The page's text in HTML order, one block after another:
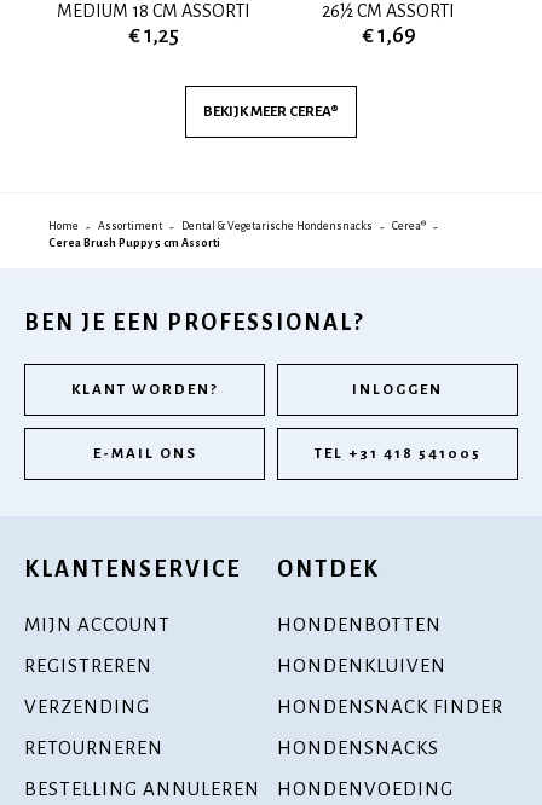
MEDIUM 18 CM ASSORTI
€ 1,25
26½ CM ASSORTI
€ 1,69
BEKIJK MEER CEREA®
Home Assortiment Dental & Vegetarische Hondensnacks
Cerea®
Cerea Brush Puppy 5 cm Assorti
BEN JE EEN PROFESSIONAL?
KLANT WORDEN? INLOGGEN
E-MAIL ONS TEL +31 418 541005
KLANTENSERVICE
MIJN ACCOUNT
REGISTREREN
VERZENDING
RETOURNEREN
BESTELLING ANNULEREN
ONTDEK
HONDENBOTTEN
HONDENKLUIVEN
HONDENSNACK FINDER
HONDENSNACKS
HONDENVOEDING